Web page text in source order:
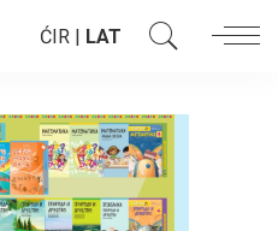
ĆIR | LAT